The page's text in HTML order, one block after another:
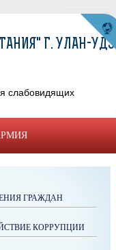
ГРАЖДАН
КОРРУПЦИИ
Г. УЛАН-УДЭ
слабовидящих